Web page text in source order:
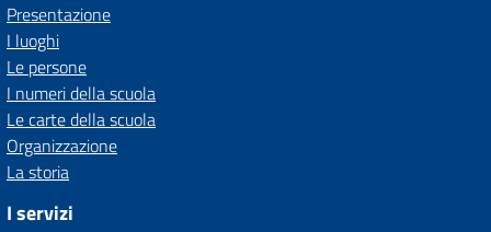
Presentazione
I luoghi
Le persone
I numeri della scuola
Le carte della scuola
Organizzazione
La storia
I servizi